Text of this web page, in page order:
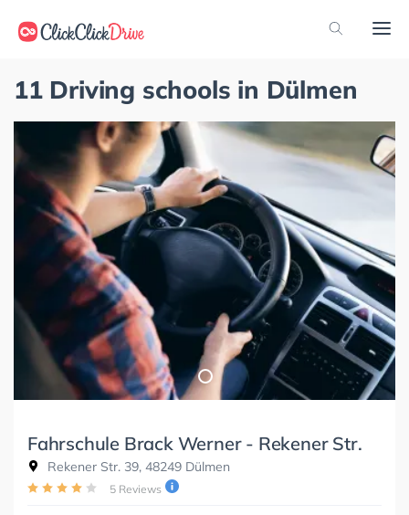
11 Driving schools in Dülmen
Fahrschule Brack Werner - Rekener Str.
Rekener Str. 39, 48249 Dülmen
5 Reviews